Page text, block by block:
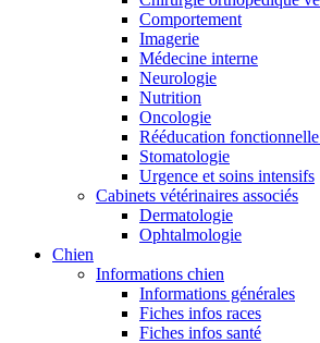
Comportement
Imagerie
Médecine interne
Neurologie
Nutrition
Oncologie
Rééducation
Stomatologie
Urgence et soins intensifs
Cabinets vétérinaires associés
Dermatologie
Ophtalmologie
Chien
Informations chien
Informations générales
Fiches infos races
Fiches infos santé